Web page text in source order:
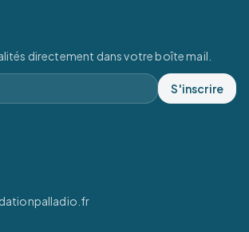
directement dans votre boîte mail.
S'inscrire